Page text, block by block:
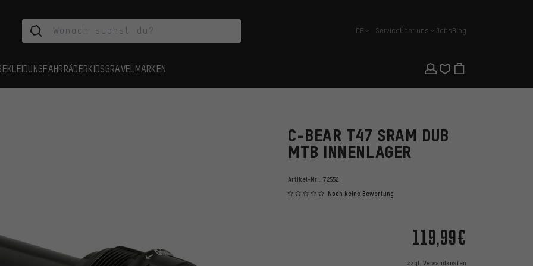
Deutsch
DE ServiceÜber uns JobsBlog
FAHRRÄDERKIDSGRAVEL MARKEN
C-BEAR T47 SRAM DUB
MTB INNENLAGER
Artikel-Nr.: 72552
Noch keine Bewertung
119,99€
zzgl. Versandkosten